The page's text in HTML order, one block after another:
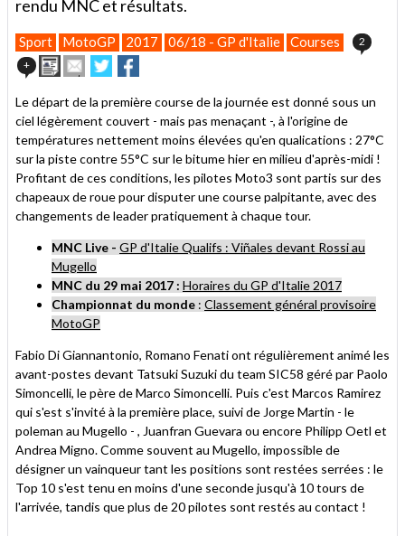
rendu MNC et résultats.
Sport MotoGP 2017 06/18 - GP d'Italie Courses
2
+
ImprimerEnvoyer
cet
à
un
ami
Partager
sur
sur
Le départ de la première course de la journée est donné sous un
ciel légèrement couvert - mais pas menaçant -, à l'origine de
températures nettement moins élevées qu'en qualications : 27°C
sur la piste contre 55°C sur le bitume hier en milieu d'après-midi !
Profitant de ces conditions, les pilotes Moto3 sont partis sur des
chapeaux de roue pour disputer une course palpitante, avec des
changements de leader pratiquement à chaque tour.
MNC Live - GP d'Italie Qualifs : Viñales devant Rossi au
Mugello
MNC du 29 mai 2017 : Horaires du GP d'Italie 2017
Championnat du monde : Classement général provisoire
MotoGP
Fabio Di Giannantonio, Romano Fenati ont régulièrement animé les
avant-postes devant Tatsuki Suzuki du team SIC58 géré par Paolo
Simoncelli, le père de Marco Simoncelli. Puis c'est Marcos Ramirez
qui s'est s'invité à la première place, suivi de Jorge Martin - le
poleman au Mugello - , Juanfran Guevara ou encore Philipp Oetl et
Andrea Migno. Comme souvent au Mugello, impossible de
désigner un vainqueur tant les positions sont restées serrées : le
Top 10 s'est tenu en moins d'une seconde jusqu'à 10 tours de
l'arrivée, tandis que plus de 20 pilotes sont restés au contact !